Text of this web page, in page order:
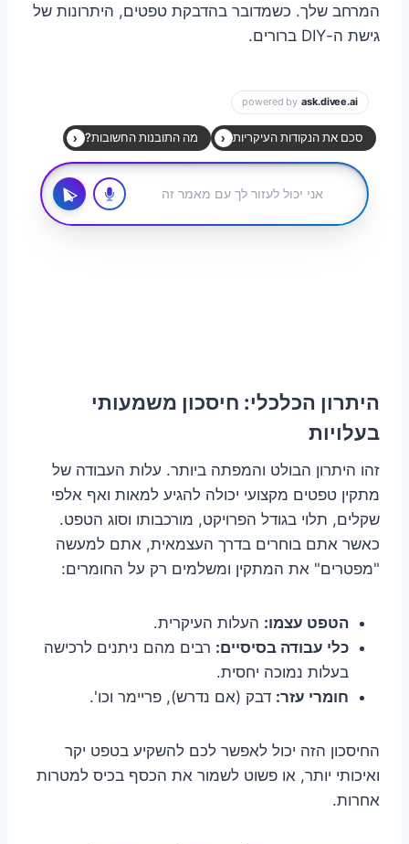
המרחב שלך. כשמדובר בהדבקת טפטים, היתרונות של
גישת ה-DIY ברורים.
היתרון הכלכלי: חיסכון משמעותי
בעלויות
זהו היתרון הבולט והמפתה ביותר. עלות העבודה של
מתקין טפטים מקצועי יכולה להגיע למאות ואף אלפי
שקלים, תלוי בגודל הפרויקט, מורכבותו וסוג הטפט.
כאשר אתם בוחרים בדרך העצמאית, אתם למעשה
"מפטרים" את המתקין ומשלמים רק על החומרים:
הטפט עצמו: העלות העיקרית.
כלי עבודה בסיסיים: רבים מהם ניתנים לרכישה
בעלות נמוכה יחסית.
חומרי עזר: דבק (אם נדרש), פריימר וכו'.
החיסכון הזה יכול לאפשר לכם להשקיע בטפט יקר
ואיכותי יותר, או פשוט לשמור את הכסף בכיס למטרות
אחרות.